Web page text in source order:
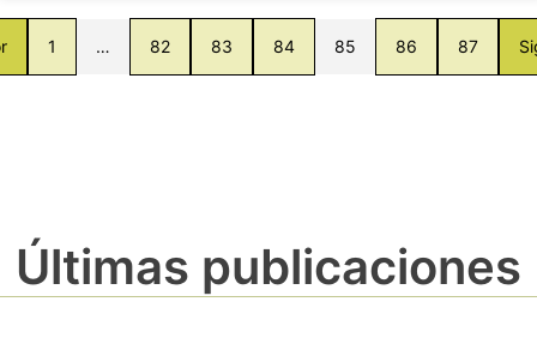
1 … 82 83 84 85 86 87
Últimas publicaciones